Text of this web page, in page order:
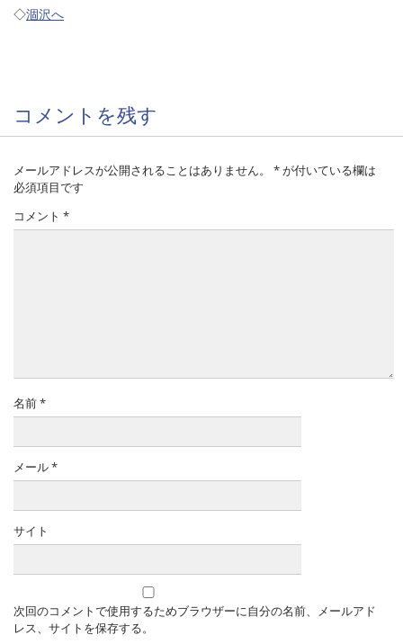
◇涸沢へ
コメントを残す
メールアドレスが公開されることはありません。 *が付いている欄は
必須項目です
コメント *
名前*
メール*
サイト
次回のコメントで使用するためブラウザーに自分の名前、メールアド
レス、サイトを保存する。